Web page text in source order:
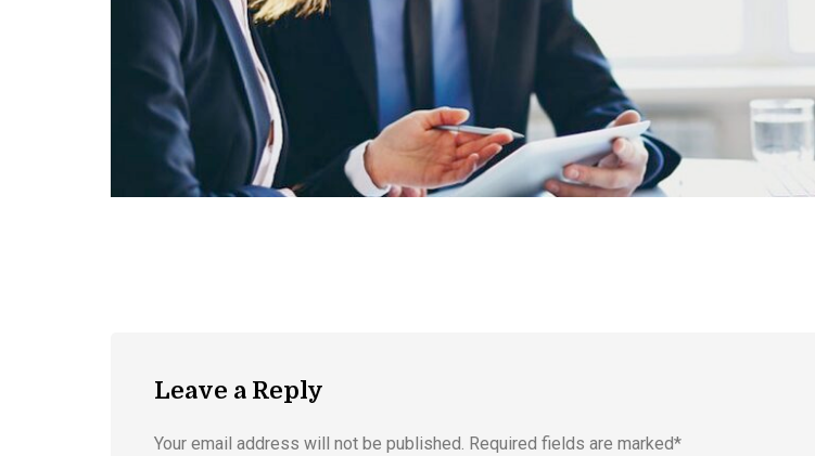
Leave a Reply
Your email address will not be published. Required fields are marked*